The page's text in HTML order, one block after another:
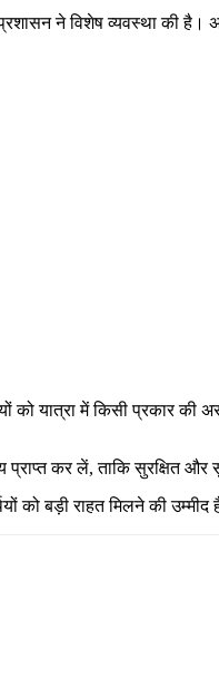
ने विशेष व्यवस्था की
को यात्रा में किसी प्रकार
कर लें, ताकि सुरक्षित
को बड़ी राहत मिलने की उम्मीद